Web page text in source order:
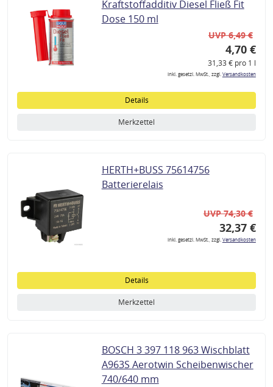
Kraftstoffadditiv Diesel Fließ Fit
Dose 150 ml
UVP 6,49 €
4,70 €
31,33 € pro 1 l
inkl. gesetzl. MwSt., zzgl.Versandkosten
Details
Merkzettel
HERTH+BUSS 75614756
Batterierelais
UVP 74,30 €
32,37 €
inkl. gesetzl. MwSt., zzgl.Versandkosten
Details
Merkzettel
BOSCH 3 397 118 963 Wischblatt
A963S Aerotwin Scheibenwischer
740/640 mm